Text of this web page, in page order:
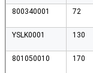
800340001 72
YSLK0001 130
801050010 170